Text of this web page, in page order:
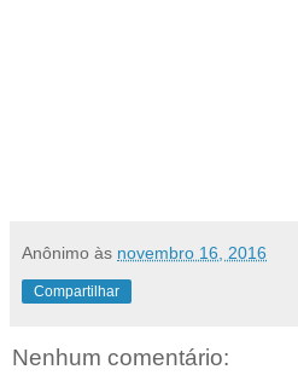
Anônimo às novembro 16, 2016
Compartilhar
Nenhum comentário: